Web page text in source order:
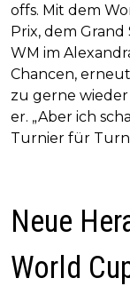
offs. Mit dem
Prix, dem
WM im
Chancen,
zu gerne
er. „Aber ich
Turnier für
Neue
World